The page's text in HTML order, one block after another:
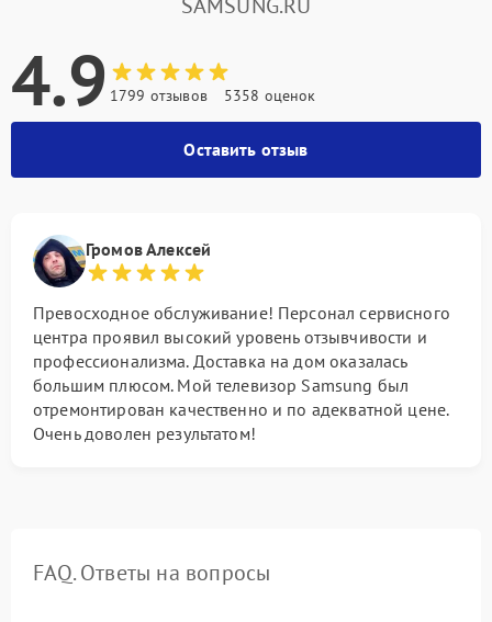
4.9 1799 отзывов 5358 оценок
Оставить отзыв
Громов Алексей
Превосходное обслуживание! Персонал сервисного
центра проявил высокий уровень отзывчивости и
профессионализма. Доставка на дом оказалась
большим плюсом. Мой телевизор Samsung был
отремонтирован качественно и по адекватной цене.
Очень доволен результатом!
FAQ. Ответы на вопросы